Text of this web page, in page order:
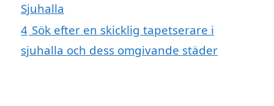
Sjuhalla
4 Sök efter en skicklig tapetserare i
sjuhalla och dess omgivande städer